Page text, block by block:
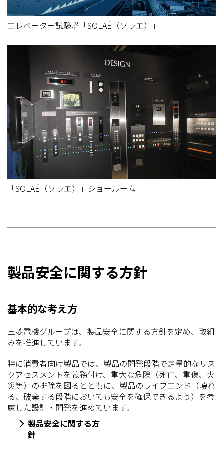
エレベーター試験塔「SOLAÉ（ソラエ）」
「SOLAÉ（ソラエ）」ショールーム
製品安全に関する方針
基本的な考え方
三菱電機グループは、製品安全に関する方針を定め、取組
みを推進しています。
特に消費者向け製品では、製品の開発段階で定量的なリス
クアセスメントを義務付け、重大な危険（死亡、重傷、火
災等）の排除を図るとともに、製品のライフエンド（壊れ
る、破棄する段階においても安全を確保できるよう）を考
慮した設計・開発を進めています。
製品安全に関する方
針